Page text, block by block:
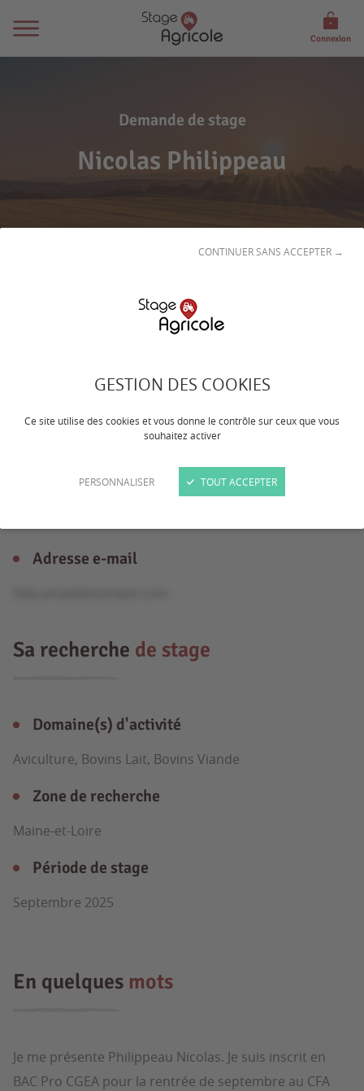
GESTION DES COOKIES
Ce site utilise des cookies et vous donne le contrôle sur ceux que vous
souhaitez activer
PERSONNALISER
CONTINUER SANS ACCEPTER →
TOUT ACCEPTER
Connexion
Demande de stage
Nicolas Philippeau
Âge
Formation
Adresse e-mail
Sa recherche de stage
Domaine(s) d'activité
Aviculture, Bovins Lait, Bovins Viande
Zone de recherche
Maine-et-Loire
Période de stage
Septembre 2025
En quelques mots
Je me présente Philippeau Nicolas. Je suis inscrit en
BAC Pro CGEA pour la rentrée de septembre au CFA